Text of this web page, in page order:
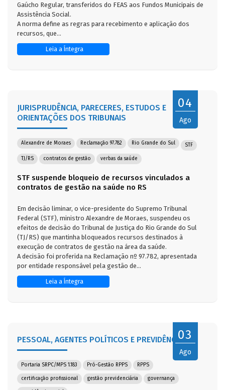
Gaúcho Regular, transferidos do FEAS aos Fundos Municipais de
Assistência Social.
A norma define as regras para recebimento e aplicação dos
recursos, que...
Leia a Íntegra
04
Ago
JURISPRUDÊNCIA, PARECERES, ESTUDOS E
ORIENTAÇÕES DOS TRIBUNAIS
Alexandre de Moraes Reclamação 97.782 Rio Grande do Sul STF
TJ/RS contratos de gestão verbas da saúde
STF suspende bloqueio de recursos vinculados a
contratos de gestão na saúde no RS
Em decisão liminar, o vice-presidente do Supremo Tribunal
Federal (STF), ministro Alexandre de Moraes, suspendeu os
efeitos de decisão do Tribunal de Justiça do Rio Grande do Sul
(TJ/RS) que mantinha bloqueados recursos destinados à
execução de contratos de gestão na área da saúde.
A decisão foi proferida na Reclamação nº 97.782, apresentada
por entidade responsável pela gestão de...
Leia a Íntegra
03
Ago
PESSOAL, AGENTES POLÍTICOS E PREVIDÊNCIA
Portaria SRPC/MPS 1.183 Pró-Gestão RPPS RPPS
certificação profissional gestão previdenciária governança